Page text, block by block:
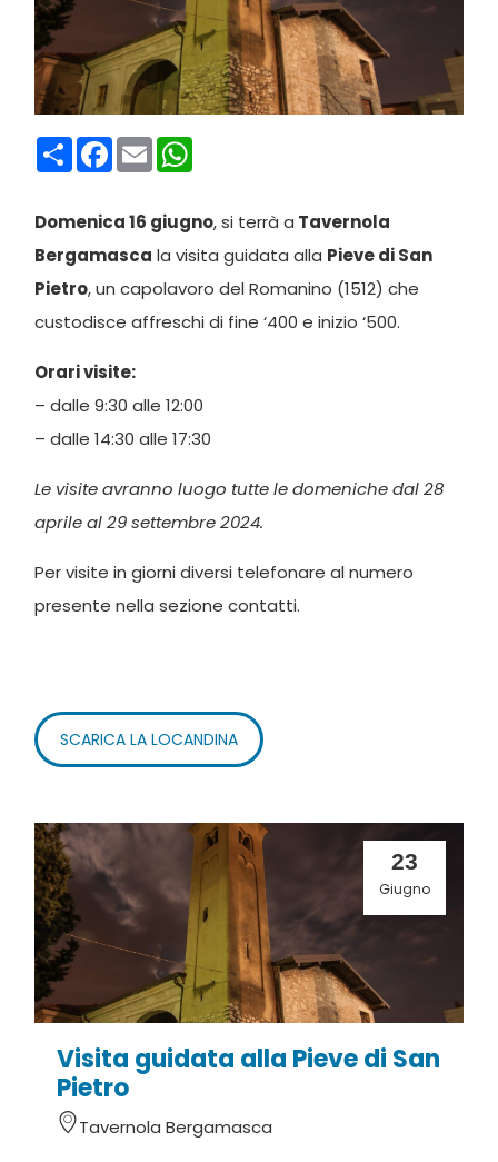
CondividiFacebook
Email
Domenica 16 giugno, si terrà a Tavernola
Bergamasca la visita guidata alla Pieve di San
Pietro, un capolavoro del Romanino (1512) che
custodisce affreschi di fine ‘400 e inizio ‘500.
Orari visite:
– dalle 9:30 alle 12:00
– dalle 14:30 alle 17:30
Le visite avranno luogo tutte le domeniche dal 28
aprile al 29 settembre 2024.
Per visite in giorni diversi telefonare al numero
presente nella sezione contatti.
SCARICA LA LOCANDINA
23
Giugno
Visita guidata alla Pieve di San
Pietro
Tavernola Bergamasca